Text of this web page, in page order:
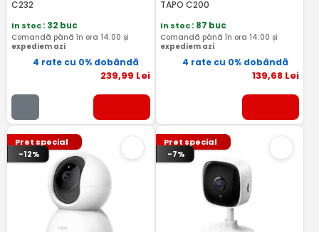
C232
In stoc: 32 buc
Comandă până în ora 14:00 și
expediem azi
4 rate cu 0% dobândă
239,99 Lei
TAPO C200
In stoc: 87 buc
Comandă până în ora 14:00 și
expediem azi
4 rate cu 0% dobândă
139,68 Lei
Pret special
-12%
Pret special
-7%